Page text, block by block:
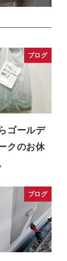
ブログ
ゴールデ
クのお休
ブログ